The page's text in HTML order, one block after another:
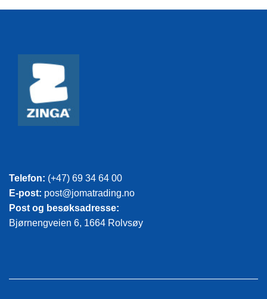
Telefon: (+47) 69 34 64 00
E-post: post@jomatrading.no
Post og besøksadresse:
Bjørnengveien 6, 1664 Rolvsøy